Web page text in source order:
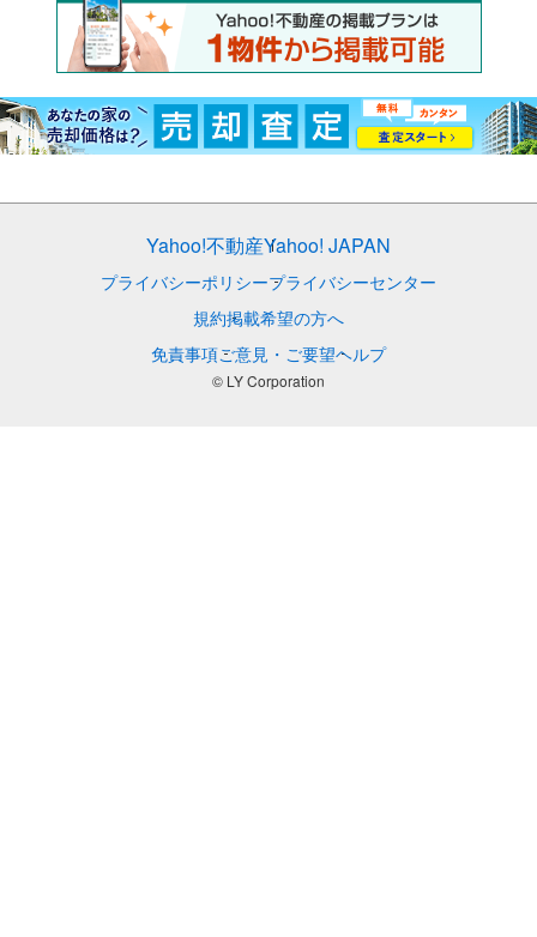
Yahoo!不動産Yahoo! JAPAN
プライバシーポリシープライバシーセンター
規約掲載希望の方へ
免責事項ご意見・ご要望ヘルプ
© LY Corporation